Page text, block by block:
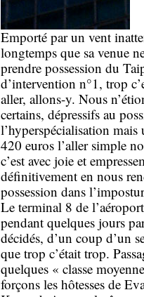
Emporté par un vent
longtemps que sa venue
prendre possession du
d’intervention n°1, trop
aller, allons-y. Nous
certains, dépressifs au
l’hyperspécialisation mais
420 euros l’aller simple
c’est avec joie et
définitivement en nous
possession dans
Le terminal 8 de
pendant quelques jours
décidés, d’un coup d’un
que trop c’était trop.
quelques « classe
forçons les hôtesses de